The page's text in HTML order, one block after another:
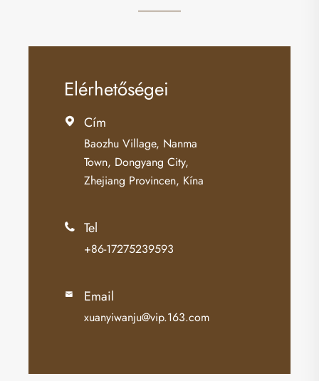
Elérhetőségei
 Cím
Baozhu Village, Nanma
Town, Dongyang City,
Zhejiang Provincen, Kína
 Tel
+86-17275239593
 Email
xuanyiwanju@vip.163.com